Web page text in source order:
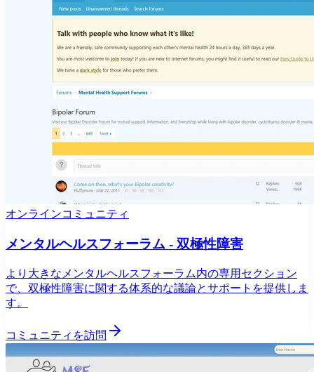
オンラインコミュニティ
メンタルヘルスフォーラム - 双極性障害
より大きなメンタルヘルスフォーラム内の専用セクション
で、双極性障害に関する体系的な議論とサポートを提供しま
す。
コミュニティを訪問